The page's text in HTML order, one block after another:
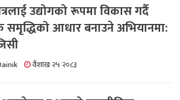
उद्योगको रूपमा विकास गर्दै
समृद्धिको आधार बनाउने अभियानमा:
वैशाख २५ २०८३